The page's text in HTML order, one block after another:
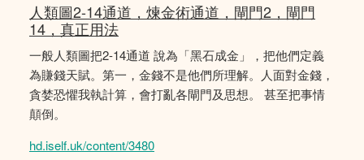
人類圖2-14通道，煉金術通道，閘門2，閘門
14，真正用法
一般人類圖把2-14通道 說為「黑石成金」，把他們定義
為賺錢天賦。第一，金錢不是他們所理解。人面對金錢，
貪婪恐懼我執計算，會打亂各閘門及思想。 甚至把事情
顛倒。
hd.iself.uk/content/3480